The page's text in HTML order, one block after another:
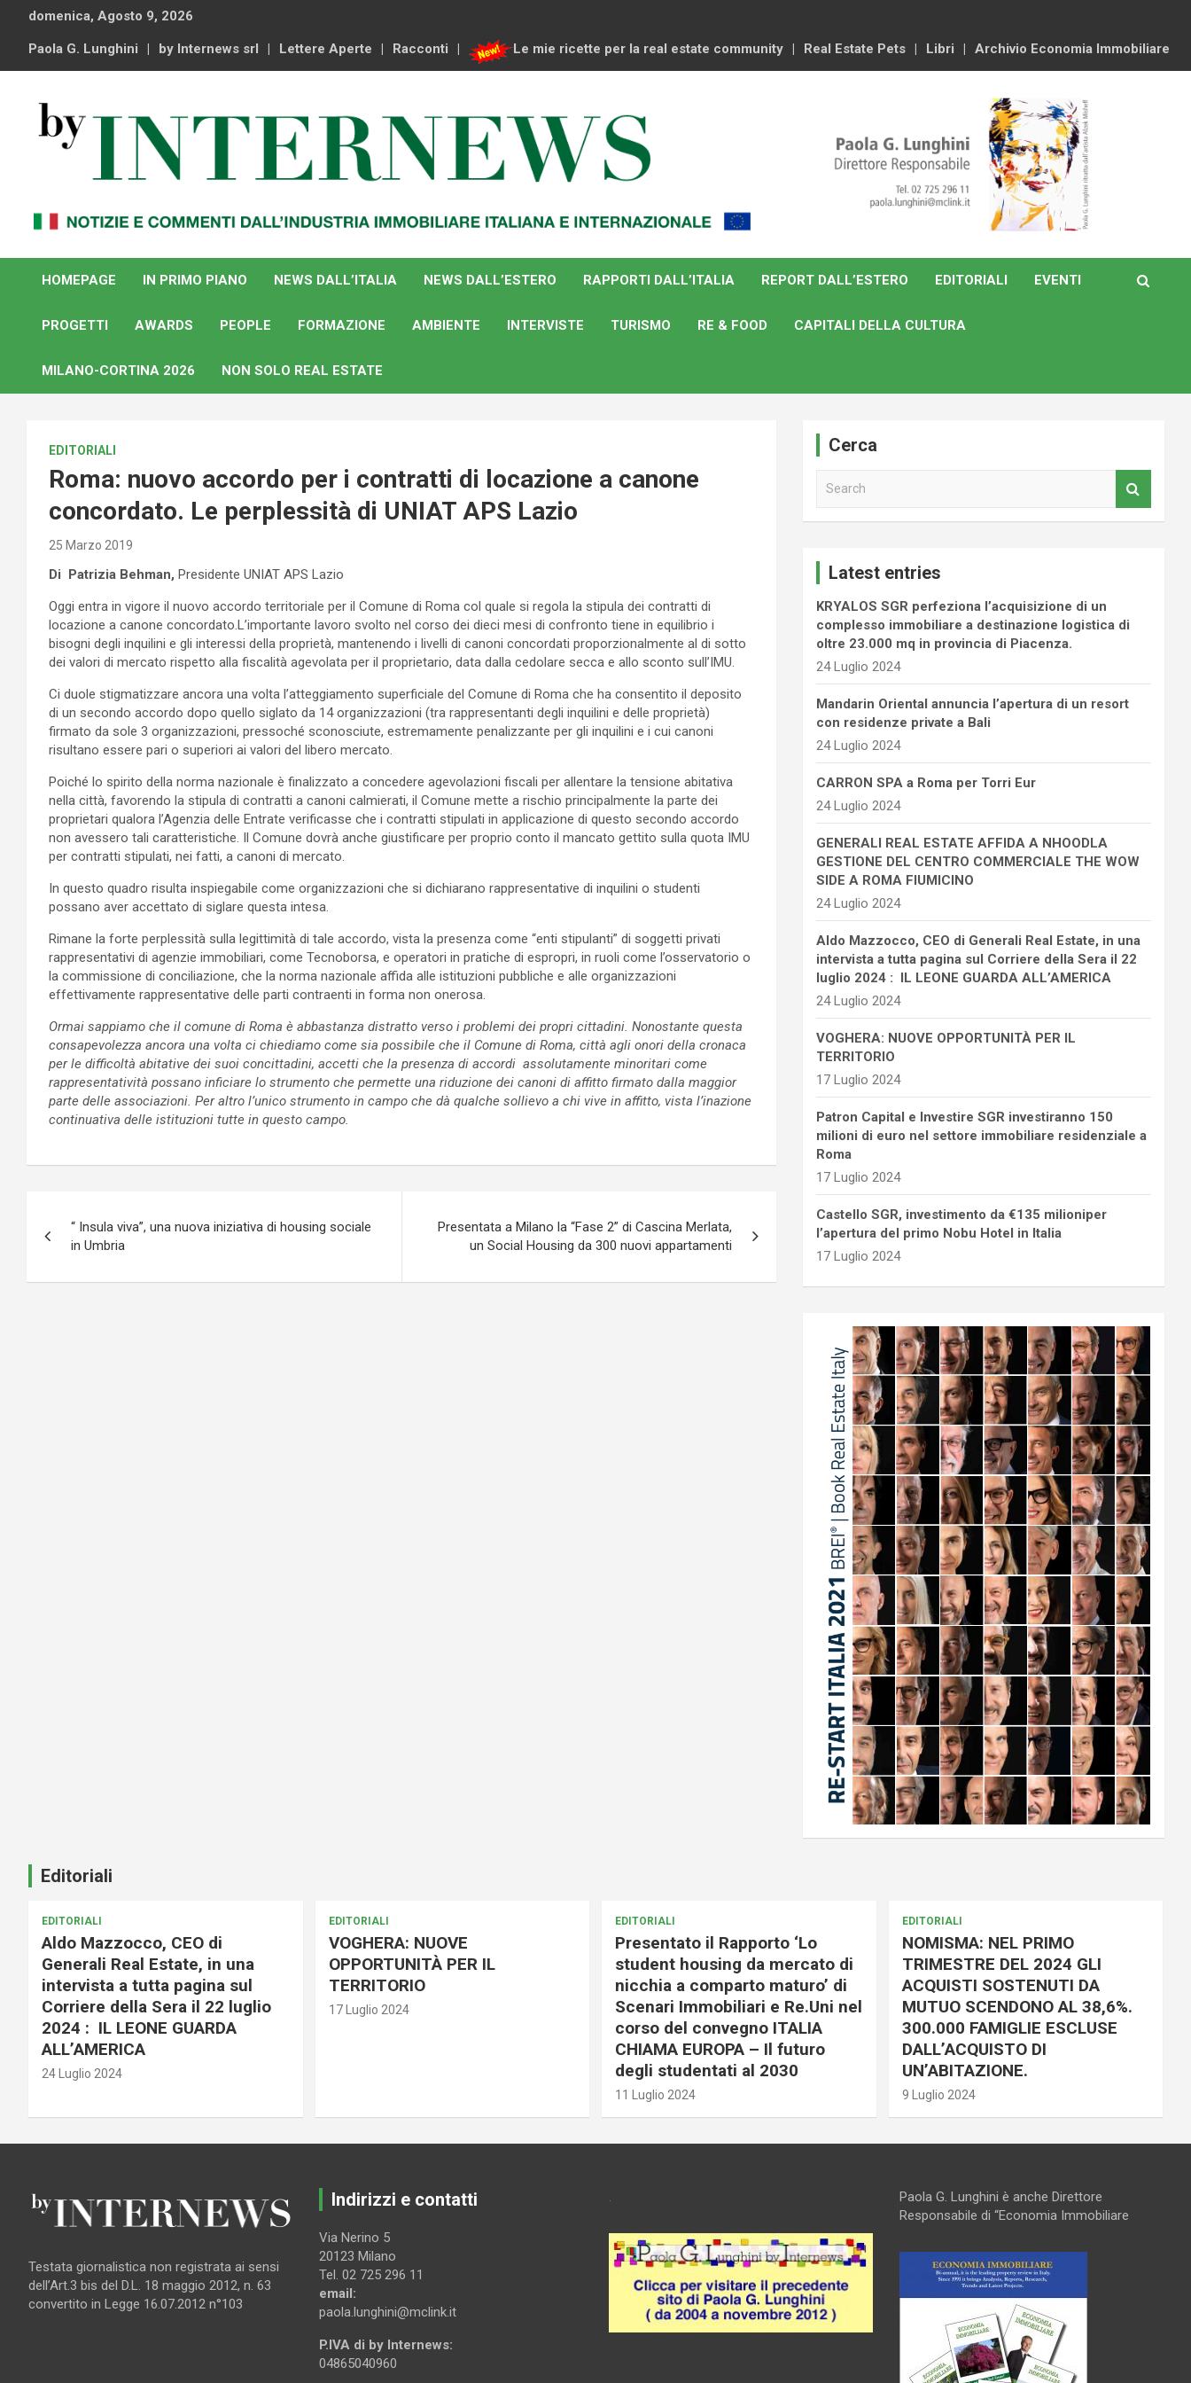
content
domenica, Agosto 9, 2026
Paola G. Lunghini by Internews srl Lettere Aperte Racconti Le mie ricette per la real estate community Real Estate Pets Libri Archivio Economia Immobiliare
By Internews
internazionale
HOMEPAGE
IN PRIMO PIANO NEWS DALL’ITALIA NEWS DALL’ESTERO RAPPORTI DALL’ITALIA REPORT DALL’ESTERO EDITORIALI EVENTI
PROGETTI AWARDS PEOPLE FORMAZIONE AMBIENTE INTERVISTE TURISMO RE & FOOD CAPITALI DELLA CULTURA
MILANO-CORTINA 2026 NON SOLO REAL ESTATE
EDITORIALI
Roma: nuovo accordo per i contratti di locazione a canone
concordato. Le perplessità di UNIAT APS Lazio
25 Marzo 2019
Di Patrizia Behman, Presidente UNIAT APS Lazio
Oggi entra in vigore il nuovo accordo territoriale per il Comune di Roma col quale si regola la stipula dei contratti di
locazione a canone concordato.L’importante lavoro svolto nel corso dei dieci mesi di confronto tiene in equilibrio i
bisogni degli inquilini e gli interessi della proprietà, mantenendo i livelli di canoni concordati proporzionalmente al di sotto
dei valori di mercato rispetto alla fiscalità agevolata per il proprietario, data dalla cedolare secca e allo sconto sull’IMU.
Ci duole stigmatizzare ancora una volta l’atteggiamento superficiale del Comune di Roma che ha consentito il deposito
di un secondo accordo dopo quello siglato da 14 organizzazioni (tra rappresentanti degli inquilini e delle proprietà)
firmato da sole 3 organizzazioni, pressoché sconosciute, estremamente penalizzante per gli inquilini e i cui canoni
risultano essere pari o superiori ai valori del libero mercato.
Poiché lo spirito della norma nazionale è finalizzato a concedere agevolazioni fiscali per allentare la tensione abitativa
nella città, favorendo la stipula di contratti a canoni calmierati, il Comune mette a rischio principalmente la parte dei
proprietari qualora l’Agenzia delle Entrate verificasse che i contratti stipulati in applicazione di questo secondo accordo
non avessero tali caratteristiche. Il Comune dovrà anche giustificare per proprio conto il mancato gettito sulla quota IMU
per contratti stipulati, nei fatti, a canoni di mercato.
In questo quadro risulta inspiegabile come organizzazioni che si dichiarano rappresentative di inquilini o studenti
possano aver accettato di siglare questa intesa.
Rimane la forte perplessità sulla legittimità di tale accordo, vista la presenza come “enti stipulanti” di soggetti privati
rappresentativi di agenzie immobiliari, come Tecnoborsa, e operatori in pratiche di espropri, in ruoli come l’osservatorio o
la commissione di conciliazione, che la norma nazionale affida alle istituzioni pubbliche e alle organizzazioni
effettivamente rappresentative delle parti contraenti in forma non onerosa.
Ormai sappiamo che il comune di Roma è abbastanza distratto verso i problemi dei propri cittadini. Nonostante questa
consapevolezza ancora una volta ci chiediamo come sia possibile che il Comune di Roma, città agli onori della cronaca
per le difficoltà abitative dei suoi concittadini, accetti che la presenza di accordi assolutamente minoritari come
rappresentatività possano inficiare lo strumento che permette una riduzione dei canoni di affitto firmato dalla maggior
parte delle associazioni. Per altro l’unico strumento in campo che dà qualche sollievo a chi vive in affitto, vista l’inazione
continuativa delle istituzioni tutte in questo campo.
articoli
“ Insula viva”, una nuova iniziativa di housing sociale
in Umbria
Presentata a Milano la “Fase 2” di Cascina Merlata,
un Social Housing da 300 nuovi appartamenti
Cerca
Latest entries
KRYALOS SGR perfeziona l’acquisizione di un
complesso immobiliare a destinazione logistica di
oltre 23.000 mq in provincia di Piacenza.
24 Luglio 2024
Mandarin Oriental annuncia l’apertura di un resort
con residenze private a Bali
24 Luglio 2024
CARRON SPA a Roma per Torri Eur
24 Luglio 2024
GENERALI REAL ESTATE AFFIDA A NHOODLA
GESTIONE DEL CENTRO COMMERCIALE THE WOW
SIDE A ROMA FIUMICINO
24 Luglio 2024
Aldo Mazzocco, CEO di Generali Real Estate, in una
intervista a tutta pagina sul Corriere della Sera il 22
luglio 2024 : IL LEONE GUARDA ALL’AMERICA
24 Luglio 2024
VOGHERA: NUOVE OPPORTUNITÀ PER IL
TERRITORIO
17 Luglio 2024
Patron Capital e Investire SGR investiranno 150
milioni di euro nel settore immobiliare residenziale a
Roma
17 Luglio 2024
Castello SGR, investimento da €135 milioniper
l’apertura del primo Nobu Hotel in Italia
17 Luglio 2024
Editoriali
EDITORIALI
Aldo Mazzocco, CEO di
Generali Real Estate, in una
intervista a tutta pagina sul
Corriere della Sera il 22 luglio
2024 : IL LEONE GUARDA
ALL’AMERICA
24 Luglio 2024
EDITORIALI
VOGHERA: NUOVE
OPPORTUNITÀ PER IL
TERRITORIO
17 Luglio 2024
EDITORIALI
Presentato il Rapporto ‘Lo
student housing da mercato di
nicchia a comparto maturo’ di
Scenari Immobiliari e Re.Uni nel
corso del convegno ITALIA
CHIAMA EUROPA – Il futuro
degli studentati al 2030
11 Luglio 2024
EDITORIALI
NOMISMA: NEL PRIMO
TRIMESTRE DEL 2024 GLI
ACQUISTI SOSTENUTI DA
MUTUO SCENDONO AL 38,6%.
300.000 FAMIGLIE ESCLUSE
DALL’ACQUISTO DI
UN’ABITAZIONE.
9 Luglio 2024
Testata giornalistica non registrata ai sensi
dell’Art.3 bis del D.L. 18 maggio 2012, n. 63
convertito in Legge 16.07.2012 n°103
Indirizzi e contatti
Via Nerino 5
20123 Milano
Tel. 02 725 296 11
email:
paola.lunghini@mclink.it
P.IVA di by Internews:
04865040960
.
Paola G. Lunghini è anche Direttore
Responsabile di “Economia Immobiliare